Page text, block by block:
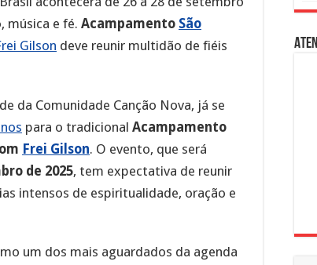
música e fé. Acampamento São
Gilson deve reunir multidão de fiéis
da Comunidade Canção Nova, já se
para o tradicional Acampamento
Frei Gilson. O evento, que será
de 2025, tem expectativa de reunir
intensos de espiritualidade, oração e
um dos mais aguardados da agenda